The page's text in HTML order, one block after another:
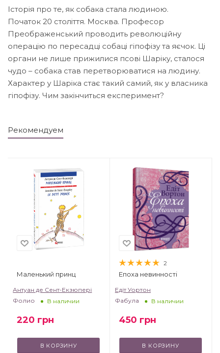
Історія про те, як собака стала людиною.
Початок 20 століття. Москва. Професор
Преображенський проводить революційну
операцію по пересадці собаці гіпофізу та яєчок. Ці
органи не лише прижилися псові Шаріку, сталося
чудо – собака став перетворюватися на людину.
Характер у Шаріка стає такий самий, як у власника
гіпофізу. Чим закінчиться експеримент?
Рекомендуем
Маленький принц
Антуан де Сент-Екзюпері
Фолио
В наличии
220 грн
В КОРЗИНУ
2
Епоха невинності
Едіт Уортон
Фабула
В наличии
450 грн
В КОРЗИНУ